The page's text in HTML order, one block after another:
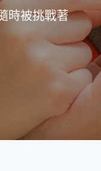
時被挑戰著